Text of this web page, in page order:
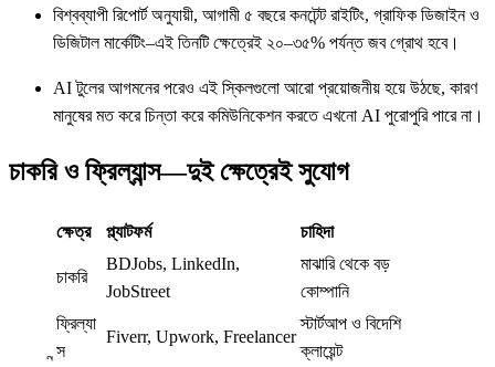
বিশ্বব্যাপী রিপোর্ট অনুযায়ী, আগামী ৫ বছরে কনটেন্ট রাইটিং, গ্রাফিক ডিজাইন ও
ডিজিটাল মার্কেটিং–এই তিনটি ক্ষেত্রেই ২০–৩৫% পর্যন্ত জব গ্রোথ হবে।
AI টুলের আগমনের পরেও এই স্কিলগুলো আরো প্রয়োজনীয় হয়ে উঠছে, কারণ
মানুষের মত করে চিন্তা করে কমিউনিকেশন করতে এখনো AI পুরোপুরি পারে না।
চাকরি ও ফ্রিল্যান্স—দুই ক্ষেত্রেই সুযোগ
ক্ষেত্র প্ল্যাটফর্ম চাহিদা
চাকরি
BDJobs, LinkedIn,
JobStreet
মাঝারি থেকে বড়
কোম্পানি
ফ্রিল্যা
ন্স
Fiverr, Upwork, Freelancer
স্টার্টআপ ও বিদেশি
ক্লায়েন্ট